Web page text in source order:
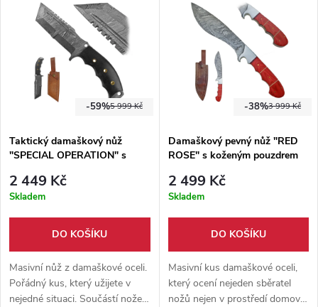
5 999 Kč
-59%
Taktický damaškový nůž
"SPECIAL OPERATION" s
2 449 Kč
Skladem
DO KOŠÍKU
Masivní nůž z damaškové oceli.
Pořádný kus, který užijete v
nejedné situaci. Součástí nože
3 999 Kč
-38%
Damaškový pevný nůž "RED
ROSE" s koženým pouzdrem
2 499 Kč
Skladem
DO KOŠÍKU
Masivní kus damaškové oceli,
který ocení nejeden sběratel
nožů nejen v prostředí domova,